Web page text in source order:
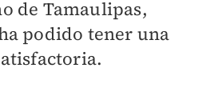
de Tamaulipas,
podido tener una